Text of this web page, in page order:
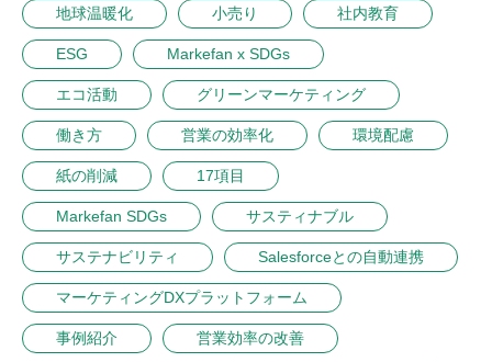
地球温暖化 小売り 社内教育
ESG Markefan x SDGs
エコ活動 グリーンマーケティング
働き方 営業の効率化 環境配慮
紙の削減 17項目
Markefan SDGs サスティナブル
サステナビリティ Salesforceとの自動連携
マーケティングDXプラットフォーム
事例紹介 営業効率の改善